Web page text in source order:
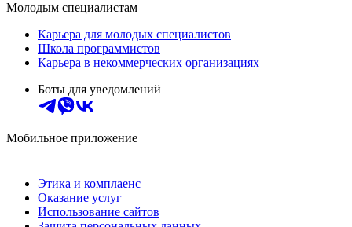
Молодым специалистам
Карьера для молодых специалистов
Школа программистов
Карьера в некоммерческих организациях
Боты для уведомлений
Мобильное приложение
Этика и комплаенс
Оказание услуг
Использование сайтов